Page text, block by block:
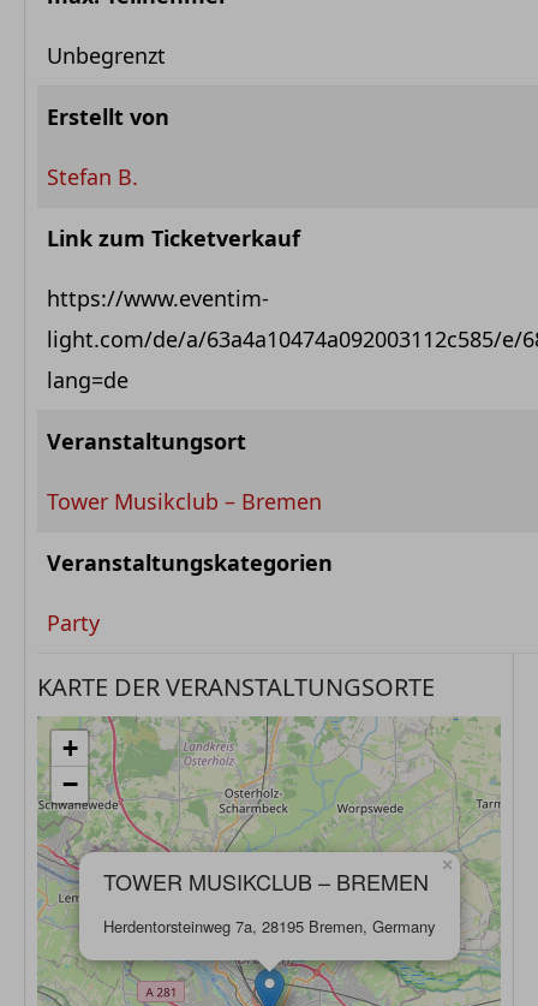
Unbegrenzt
Erstellt von
Stefan B.
Link zum Ticketverkauf
https://www.eventim-
light.com/de/a/63a4a10474a092003112c585/e/
lang=de
Veranstaltungsort
Tower Musikclub – Bremen
Veranstaltungskategorien
Party
KARTE DER VERANSTALTUNGSORTE
TOWER MUSIKCLUB – BREMEN
Herdentorsteinweg 7a, 28195 Bremen, Germany
×
+
−